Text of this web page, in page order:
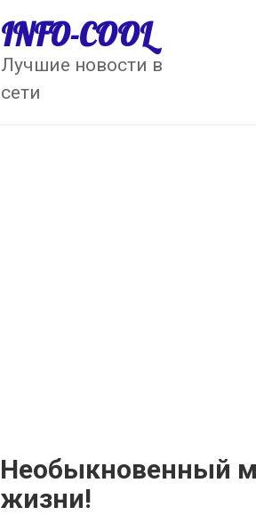
INFO-COOL
Лучшие новости в
сети
Необыкновенный
жизни!